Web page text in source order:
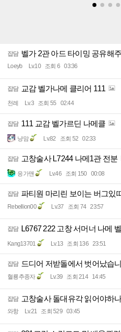
잡담 벨가 2관 아드 타이밍 공유해
Loeyb Lv.10 조회 6 03:36
잡담 교감 벨가나메 클리어 111
천례 Lv.3 조회 55 02:44
잡담 111 교감 벨가르딘 나메클
냥맘 Lv.82 조회 52 02:33
잡담 고창술사 L7244 나메1관 전분
응가맨 Lv.46 조회 150 00:08
잡담 파티원 마리린 보이는 버그있
Rebellion00 Lv.37 조회 74 23:57
잡담 L6767 222 고창 서머너 나메
Kang13701 Lv.13 조회 136 23:51
잡담 드디어 저받돌에서 벗어났습
혈룡추종자 Lv.39 조회 214 14:45
잡담 고창술사 돌대유각 읽어야하
와항 Lv.21 조회 529 03:45